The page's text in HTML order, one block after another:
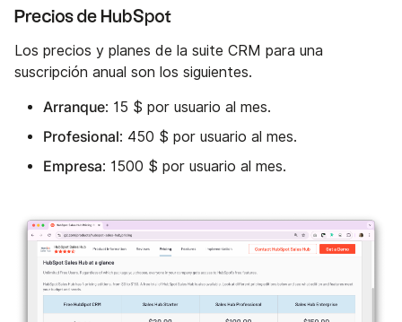
Precios de HubSpot
Los precios y planes de la suite CRM para una
suscripción anual son los siguientes.
Arranque: 15 $ por usuario al mes.
Profesional: 450 $ por usuario al mes.
Empresa: 1500 $ por usuario al mes.